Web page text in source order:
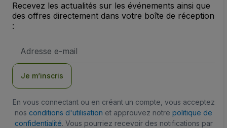
Recevez les actualités sur les événements ainsi que
des offres directement dans votre boîte de réception
:
e-
Je m’inscris
En vous connectant ou en créant un compte, vous acceptez
nos conditions d'utilisation et approuvez notre politique de
confidentialité. Vous pourriez recevoir des notifications par